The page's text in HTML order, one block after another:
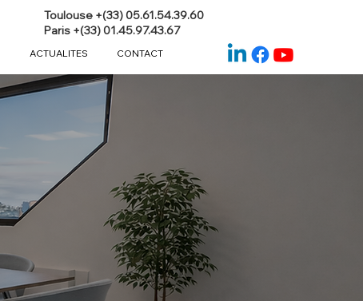
Toulouse +(33) 05.61.54.39.60
Paris +(33) 01.45.97.43.67
ACTUALITES CONTACT